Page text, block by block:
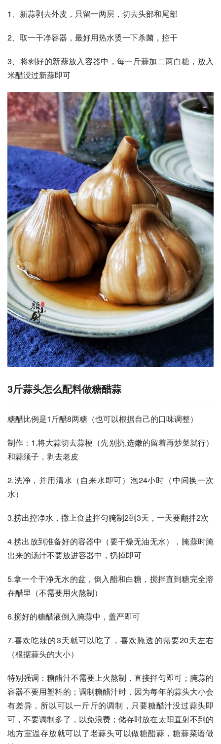
1、新蒜剥去外皮，只留一两层，切去头部和尾部
2、取一干净容器，最好用热水烫一下杀菌，控干
3、将剥好的新蒜放入容器中，每一斤蒜加二两白糖，放入
米醋没过新蒜即可
3斤蒜头怎么配料做糖醋蒜
糖醋比例是1斤醋8两糖（也可以根据自己的口味调整）
制作：1.将大蒜切去蒜梗（先别扔,选嫩的留着再炒菜就行）
和蒜须子，剥去老皮
2.洗净，并用清水（自来水即可）泡24小时（中间换一次
水）
3.捞出控净水，撒上食盐拌匀腌制2到3天，一天要翻拌2次
4.捞出放到准备好的容器中（要干燥无油无水），腌蒜时腌
出来的汤汁不要放进容器中，扔掉即可
5.拿一个干净无水的盆，倒入醋和白糖，搅拌直到糖完全溶
在醋里（不需要用火熬制）
6.搅好的糖醋液倒入腌蒜中，盖严即可
7.喜欢吃辣的3天就可以吃了，喜欢腌透的需要20天左右
（根据蒜头的大小）
特别强调：糖醋汁不需要上火熬制，直接拌匀即可；腌蒜的
容器不要用塑料的；调制糖醋汁时，因为每年的蒜头大小会
有差异，所以可以一斤斤的调制，只要糖醋汁没过蒜头即
可，不要调制多了，以免浪费；储存时放在太阳直射不到的
地方室温存放就可以了老蒜头可以做糖醋蒜，糖蒜菜谱做